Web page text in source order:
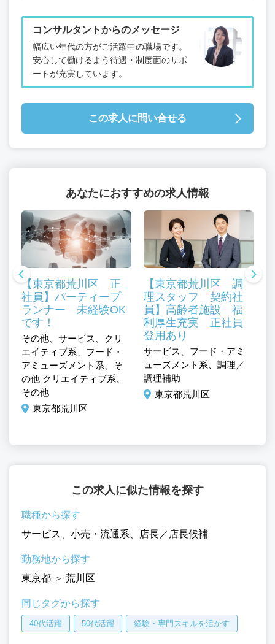
コンサルタントからのメッセージ
幅広い年代の方がご活躍中の職場です。
安心して働けるよう待遇・制度面のサポ
ートが充実しています。
この求人に問い合せる
あなたにおすすめの求人情報
【東京都荒川区 正
社員】パーティープ
ランナー 未経験OK
です！
その他、サービス、クリ
エイティブ系、フード・
アミューズメント系、そ
の他 クリエイティブ系、
その他
東京都荒川区
【東京都荒川区 調
理スタッフ 契約社
員】高齢者施設 福
利厚生充実 正社員
登用あり
サービス、フード・アミ
ューズメント系、調理／
調理補助
東京都荒川区
この求人に似た情報を探す
職種から探す
サービス
小売・流通系 店長／店長候補
勤務地から探す
東京都 ＞ 荒川区
同じタグから探す
40代活躍 50代活躍 経験・専門スキルを活かす